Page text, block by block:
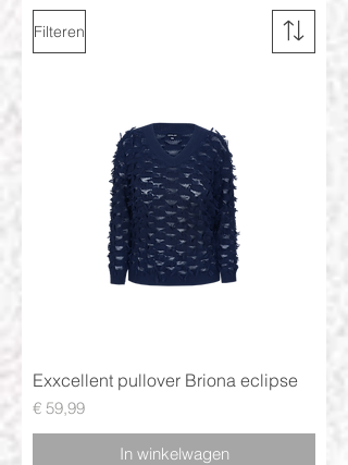
Filteren
Exxcellent pullover Briona eclipse
Prijs
€ 59,99
In winkelwagen